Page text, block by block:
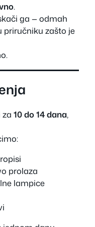
.
ga — odmah
priručniku zašto je
10 do 14 dana,
prolaza
lampice